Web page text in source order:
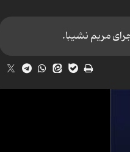
مریم نشیبا.